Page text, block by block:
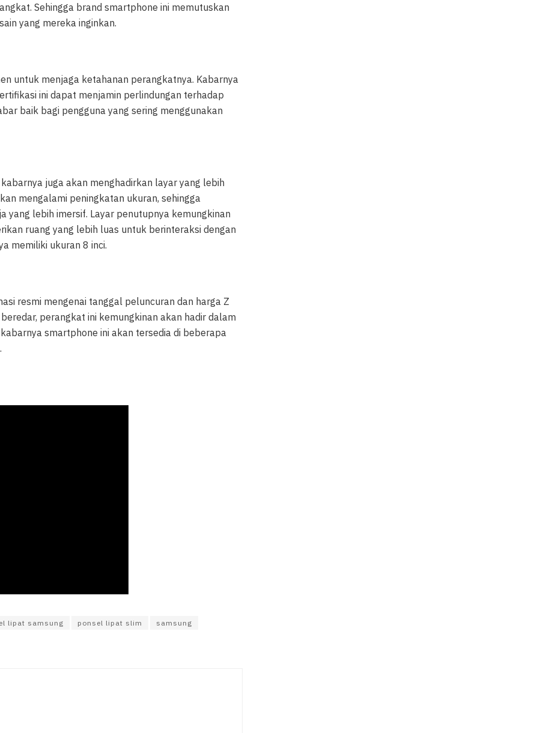
Sehingga brand smartphone ini memutuskan
yang mereka inginkan.
untuk menjaga ketahanan perangkatnya. Kabarnya
ini dapat menjamin perlindungan terhadap
baik bagi pengguna yang sering menggunakan
juga akan menghadirkan layar yang lebih
mengalami peningkatan ukuran, sehingga
yang lebih imersif. Layar penutupnya kemungkinan
ruang yang lebih luas untuk berinteraksi dengan
memiliki ukuran 8 inci.
resmi mengenai tanggal peluncuran dan harga Z
perangkat ini kemungkinan akan hadir dalam
smartphone ini akan tersedia di beberapa
lipat samsung ponsel lipat slim samsung